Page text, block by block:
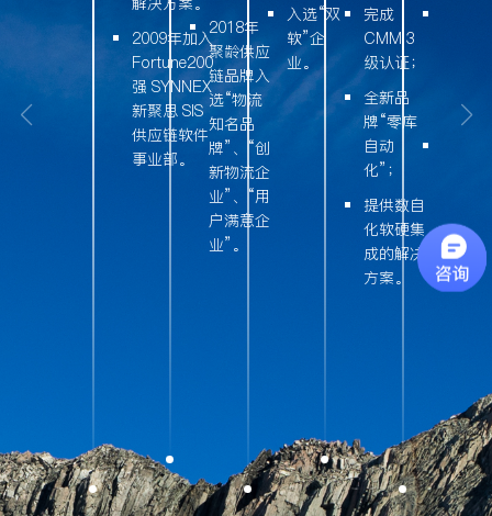
2009年加入
Fortune200
强 SYNNEX
新聚思 SIS
供应链软件
事业部。
2018年
聚龄供应
链品牌入
选“物流
知名品
牌”、“创
新物流企
业”、“用
户满意企
业”。
入选“双
软”企
业。
完成
CMMI3
级认证；
全新品
牌“零库
自动
化”；
提供数自
化软硬集
成的解决
方案。
商；
及地区